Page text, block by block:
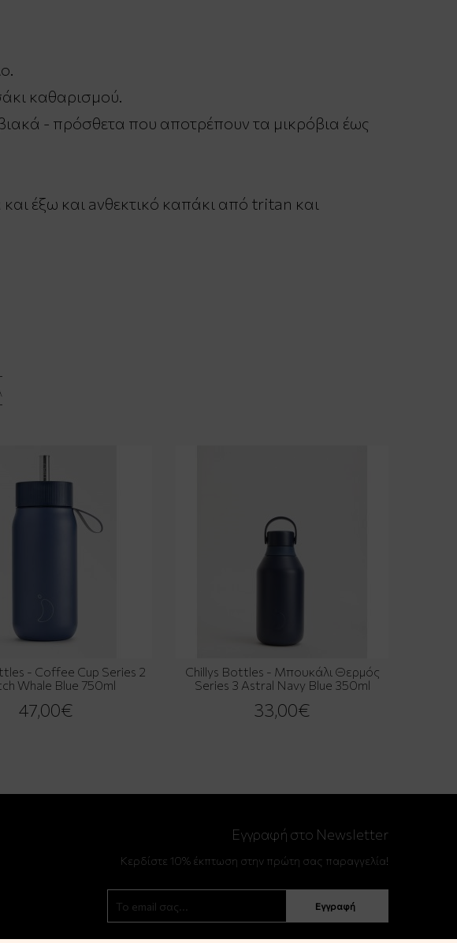
καθαρισμού.
- πρόσθετα που αποτρέπουν τα μικρόβια έως
έξω και aνθεκτικό καπάκι από tritan και
- Coffee Cup Series 2
Whale Blue 750ml
47,00€
Chillys Bottles - Μπουκάλι Θερμός
Series 3 Astral Navy Blue 350ml
33,00€
Εγγραφή στο Newsletter
Κερδίστε 10% έκπτωση στην πρώτη σας παραγγελία!
Εγγραφή